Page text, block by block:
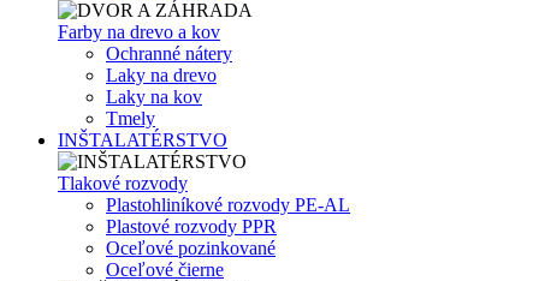
Farby na drevo a kov
Ochranné nátery
Laky na drevo
Laky na kov
Tmely
INŠTALATÉRSTVO
Tlakové rozvody
Plastohliníkové rozvody PE-AL
Plastové rozvody PPR
Oceľové pozinkované
Oceľové čierne